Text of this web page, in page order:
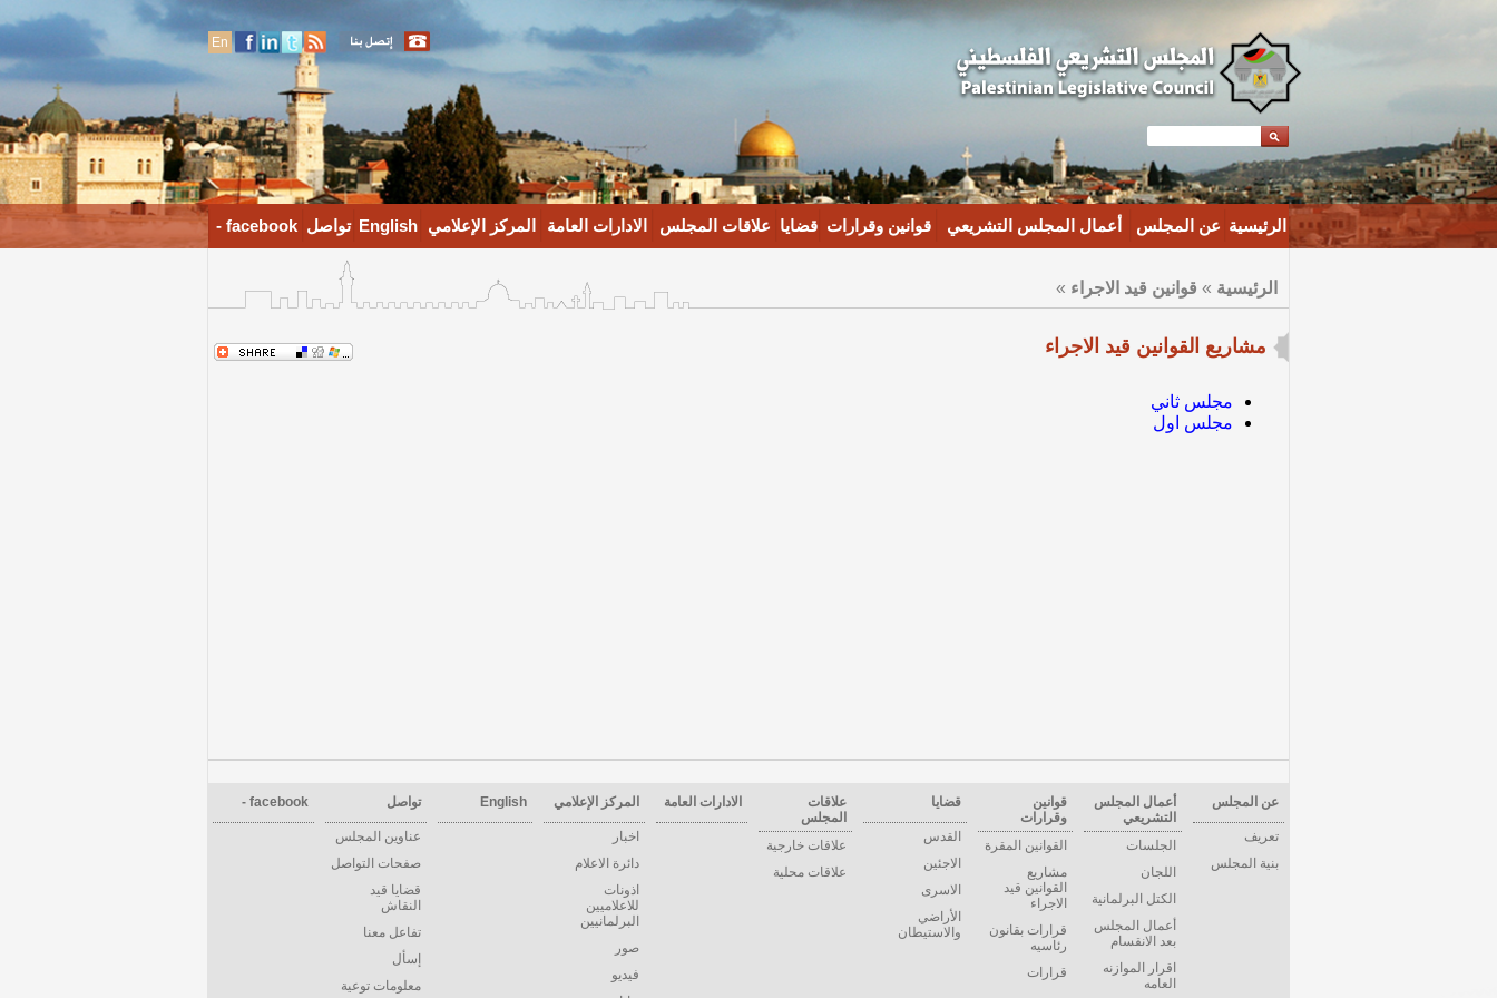
En
الرئيسية عن المجلس أعمال المجلس التشريعي قوانين وقرارات قضايا علاقات المجلس الادارات العامة المركز الإعلامي English تواصل facebook -
الرئيسية » قوانين قيد الاجراء »
مشاريع القوانين قيد الاجراء
مجلس ثاني
مجلس اول
عن المجلس
تعريف
بنية المجلس
أعمال المجلس
التشريعي
الجلسات
اللجان
الكتل البرلمانية
أعمال المجلس
بعد الانقسام
اقرار الموازنه
العامه
قوانين
وقرارات
القوانين المقرة
مشاريع
القوانين قيد
الاجراء
قرارات بقانون
رئاسيه
قرارات
قضايا
القدس
الاجئين
الاسرى
الأراضي
والاستيطان
علاقات
المجلس
علاقات خارجية
علاقات محلية
الادارات العامة المركز الإعلامي
اخبار
دائرة الاعلام
اذونات
للاعلاميين
البرلمانيين
صور
فيديو
English تواصل
عناوين المجلس
صفحات التواصل
قضايا قيد
النقاش
تفاعل معنا
إسأل
معلومات توعية
facebook -